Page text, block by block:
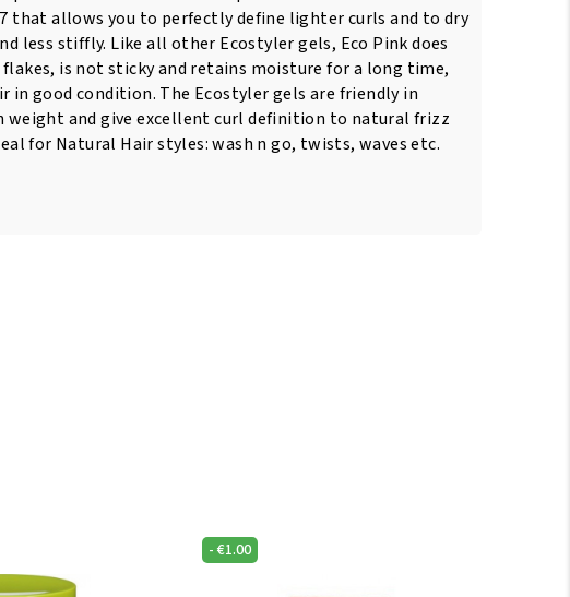
that allows you to perfectly define lighter curls and to dry
less stiffly. Like all other Ecostyler gels, Eco Pink does
is not sticky and retains moisture for a long time,
in good condition. The Ecostyler gels are friendly in
and give excellent curl definition to natural frizz
for Natural Hair styles: wash n go, twists, waves etc.
-€1.00